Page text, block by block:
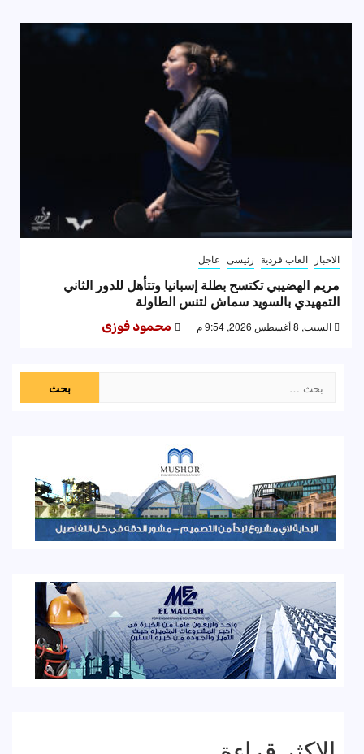
الاخبار العاب فردية رئيسى عاجل
مريم الهضيبي تكتسح بطلة إسبانيا وتتأهل للدور الثاني
التمهيدي بالسويد سماش لتنس الطاولة
السبت, 8 أغسطس 2026, 9:54 م محمود فوزى
عن: